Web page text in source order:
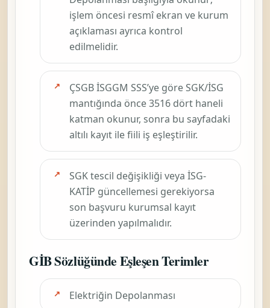
işlem öncesi resmî ekran ve kurum
açıklaması ayrıca kontrol
edilmelidir.
ÇSGB İSGGM SSS’ye göre SGK/İSG
mantığında önce3516 dört haneli
katman okunur, sonra bu sayfadaki
altılı kayıt ile fiili iş eşleştirilir.
SGK tescil değişikliği veya İSG-
KATİP güncellemesi gerekiyorsa
son başvuru kurumsal kayıt
üzerinden yapılmalıdır.
GİB Sözlüğünde Eşleşen Terimler
Elektriğin Depolanması